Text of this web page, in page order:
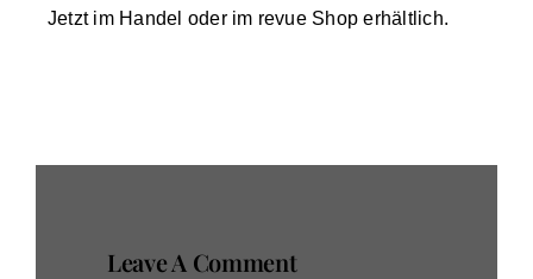
Jetzt im Handel oder im revue Shop erhältlich.
Leave A Comment